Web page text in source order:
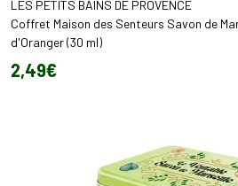
LES PETITS BAINS DE PROVENCE
Coffret Maison des Senteurs Savon de
d'Oranger (30 ml)
2,49€